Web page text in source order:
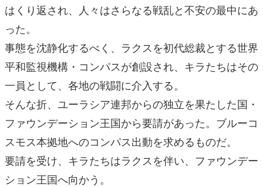
はくり返され、人々はさらなる戦乱と不安の最中にあ
った。
事態を沈静化するべく、ラクスを初代総裁とする世界
平和監視機構・コンパスが創設され、キラたちはその
一員として、各地の戦闘に介入する。
そんな折、ユーラシア連邦からの独立を果たした国・
ファウンデーション王国から要請があった。ブルーコ
スモス本拠地へのコンパス出動を求めるものだ。
要請を受け、キラたちはラクスを伴い、ファウンデー
ション王国へ向かう。